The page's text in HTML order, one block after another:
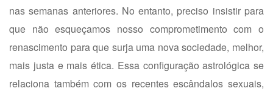
nas semanas anteriores. No entanto, preciso insistir para
que não esqueçamos nosso comprometimento com o
renascimento para que surja uma nova sociedade, melhor,
mais justa e mais ética. Essa configuração astrológica se
relaciona também com os recentes escândalos sexuais,